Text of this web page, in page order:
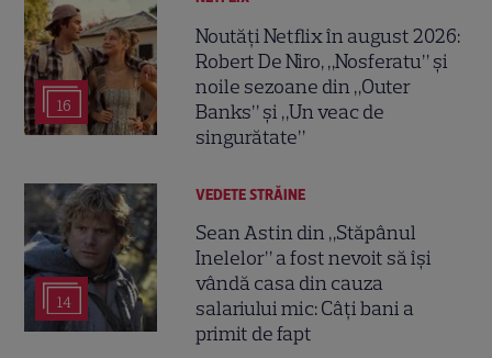
16
Noutăți Netflix în august 2026:
Robert De Niro, „Nosferatu” și
noile sezoane din „Outer
Banks” și „Un veac de
singurătate”
14
VEDETE STRĂINE
Sean Astin din „Stăpânul
Inelelor” a fost nevoit să își
vândă casa din cauza
salariului mic: Câți bani a
primit de fapt